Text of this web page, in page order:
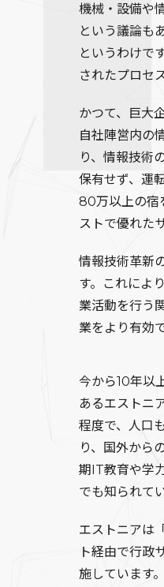
機械・設備や
という議論も
というわけで
されたプロセ
かつて、巨大
自社陣営内の
り、情報技術
保有せず、運
80万以上の宿
ストで優れた
情報技術革新
す。これによ
業活動を行う
業をより有効
今から10年以
あるエストニ
程度で、人口
り、国外から
期IT教育や学
でも知られて
エストニアは
ト経由で行政
施しています